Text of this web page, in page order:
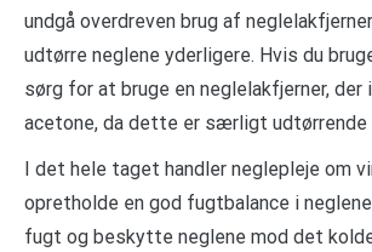
undgå overdreven brug af
udtørre neglene yderligere. Hvis du
sørg for at bruge en neglelakfjerner, der
acetone, da dette er særligt udtørrende
I det hele taget handler neglepleje om
opretholde en god fugtbalance i
fugt og beskytte neglene mod det kolde